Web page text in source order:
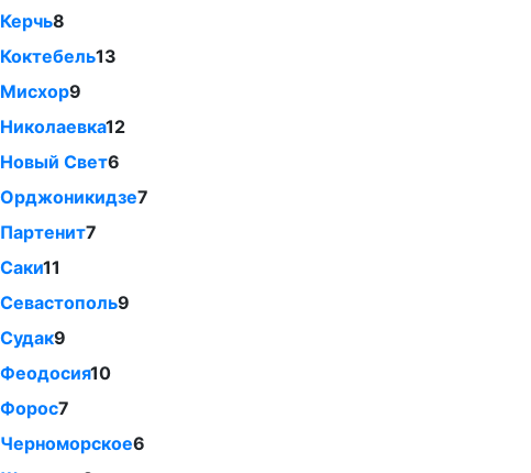
Керчь8
Коктебель13
Мисхор9
Николаевка12
Новый Свет6
Орджоникидзе7
Партенит7
Саки11
Севастополь9
Судак9
Феодосия10
Форос7
Черноморское6